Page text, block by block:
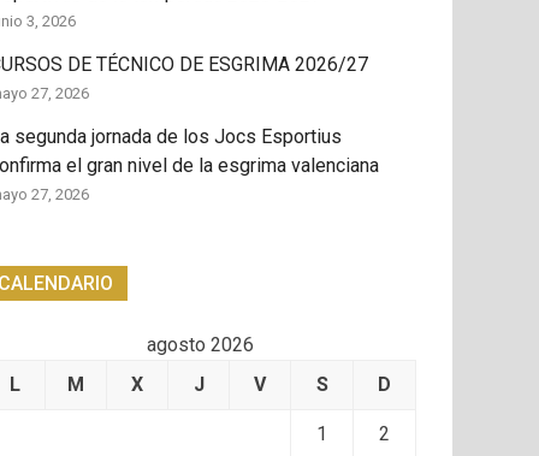
3, 2026
DE TÉCNICO DE ESGRIMA 2026/27
27, 2026
segunda jornada de los Jocs Esportius
el gran nivel de la esgrima valenciana
27, 2026
CALENDARIO
agosto 2026
L
M X J V S D
1 2